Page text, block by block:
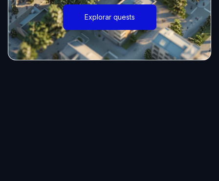
Explorar quests